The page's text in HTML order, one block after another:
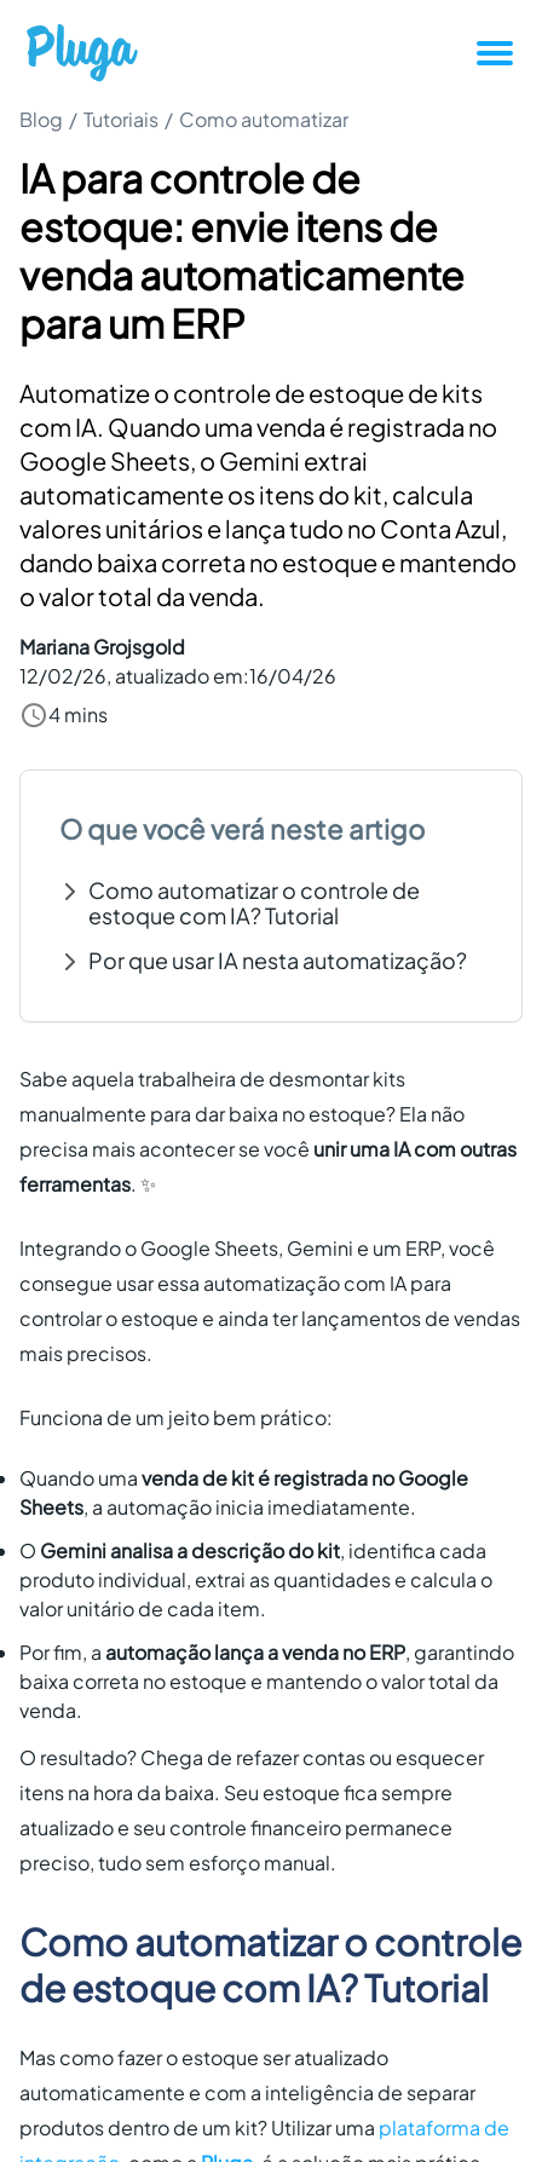
Tutoriais
Produtividade
Novidades da Pluga
Casos de sucesso
Outros
Entrar
Criar conta grátis
Blog / Tutoriais / Como automatizar
IA para controle de
estoque: envie itens de
venda automaticamente
para um ERP
Automatize o controle de estoque de kits
com IA. Quando uma venda é registrada no
Google Sheets, o Gemini extrai
automaticamente os itens do kit, calcula
valores unitários e lança tudo no Conta Azul,
dando baixa correta no estoque e mantendo
o valor total da venda.
Mariana Grojsgold
12/02/26, atualizado em:16/04/26
4 mins
O que você verá neste artigo
Como automatizar o controle de
estoque com IA? Tutorial
Por que usar IA nesta automatização?
Sabe aquela trabalheira de desmontar kits
manualmente para dar baixa no estoque? Ela não
precisa mais acontecer se você unir uma IA com outras
ferramentas. ✨
Integrando o Google Sheets, Gemini e um ERP, você
consegue usar essa automatização com IA para
controlar o estoque e ainda ter lançamentos de vendas
mais precisos.
Funciona de um jeito bem prático:
Quando umavenda de kit é registrada no Google
Sheets, a automação inicia imediatamente.
O Gemini analisa a descrição do kit, identifica cada
produto individual, extrai as quantidades e calcula o
valor unitário de cada item.
Por fim, a automação lança a venda no ERP, garantindo
baixa correta no estoque e mantendo o valor total da
venda.
O resultado? Chega de refazer contas ou esquecer
itens na hora da baixa. Seu estoque fica sempre
atualizado e seu controle financeiro permanece
preciso, tudo sem esforço manual.
Como automatizar o controle
de estoque com IA? Tutorial
Mas como fazer o estoque ser atualizado
automaticamente e com a inteligência de separar
produtos dentro de um kit? Utilizar uma plataforma de